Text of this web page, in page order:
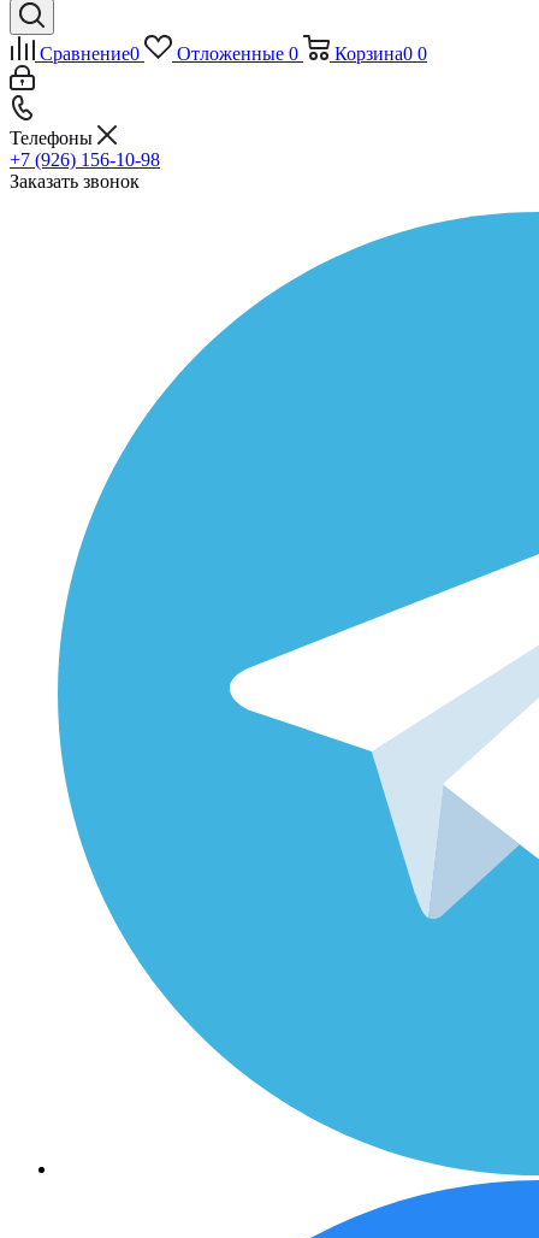
Сравнение0 Отложенные 0 Корзина0 0
Телефоны
+7 (926) 156-10-98
Заказать звонок